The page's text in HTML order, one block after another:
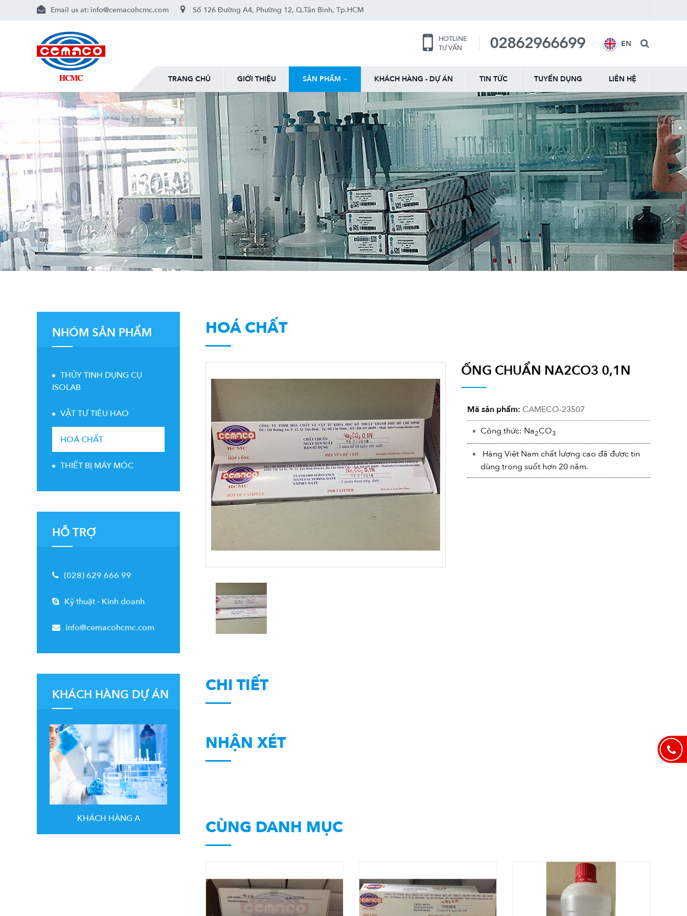
Email us at: info@cemacohcmc.com Số 126 Đường A4, Ph­ường 12, Q.Tân Bình, Tp.HCM
HOTLINE
TƯ VẤN
02862966699 EN
TRANG CHỦ GIỚI THIỆU SẢN PHẨM KHÁCH HÀNG - DỰ ÁN TIN TỨC TUYỂN DỤNG LIÊN HỆ
HOÁ CHẤT
ỐNG CHUẨN NA2CO3 0,1N
Mã sản phẩm: CAMECO-23507
Công thức: Na2CO3
Hàng Việt Nam chất lượng cao đã được tin
dùng trong suốt hơn 20 năm.
CHI TIẾT
NHẬN XÉT
CÙNG DANH MỤC
NHÓM SẢN PHẨM
THỦY TINH DỤNG CỤ
ISOLAB
VẬT TƯ TIÊU HAO
HOÁ CHẤT
THIẾT BỊ MÁY MÓC
HỖ TRỢ
(028) 629 666 99
Kỹ thuật- Kinh doanh
info@cemacohcmc.com
KHÁCH HÀNG DỰ ÁN
KHÁCH HÀNG A